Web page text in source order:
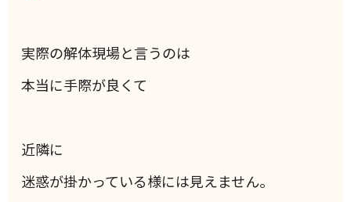
実際の解体現場と言うのは
本当に手際が良くて
近隣に
迷惑が掛かっている様には見えません。